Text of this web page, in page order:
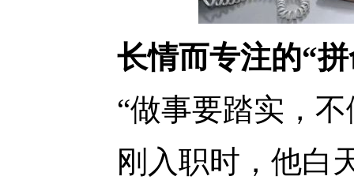
长情而专注的“拼
“做事要踏实，不
刚入职时，他白天